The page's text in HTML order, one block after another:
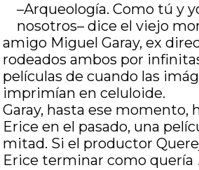
–Arqueología. Como tú y
nosotros– dice el viejo
amigo Miguel Garay, ex
rodeados ambos por
películas de cuando las
imprimían en celuloide.
Garay, hasta ese momento,
Erice en el pasado, una
mitad. Si el productor
Erice terminar como quería